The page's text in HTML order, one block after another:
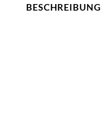
BESCHREIBUNG